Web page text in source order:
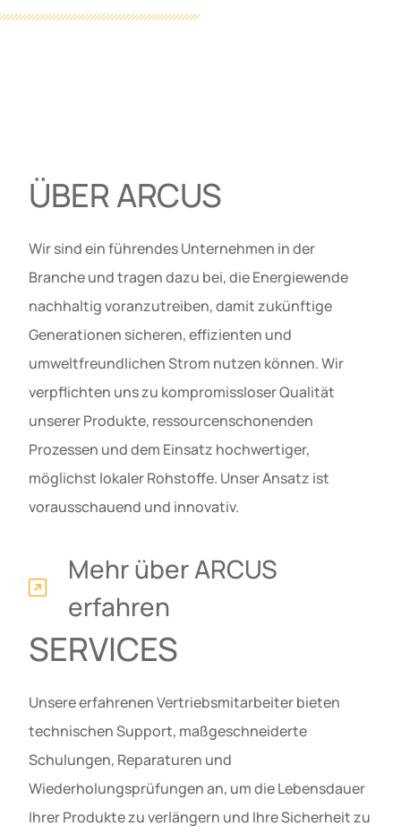
ÜBER ARCUS
Wir sind ein führendes Unternehmen in der
Branche und tragen dazu bei, die Energiewende
nachhaltig voranzutreiben, damit zukünftige
Generationen sicheren, effizienten und
umweltfreundlichen Strom nutzen können. Wir
verpflichten uns zu kompromissloser Qualität
unserer Produkte, ressourcenschonenden
Prozessen und dem Einsatz hochwertiger,
möglichst lokaler Rohstoffe. Unser Ansatz ist
vorausschauend und innovativ.
Mehr über ARCUS
erfahren
SERVICES
Unsere erfahrenen Vertriebsmitarbeiter bieten
technischen Support, maßgeschneiderte
Schulungen, Reparaturen und
Wiederholungsprüfungen an, um die Lebensdauer
Ihrer Produkte zu verlängern und Ihre Sicherheit zu